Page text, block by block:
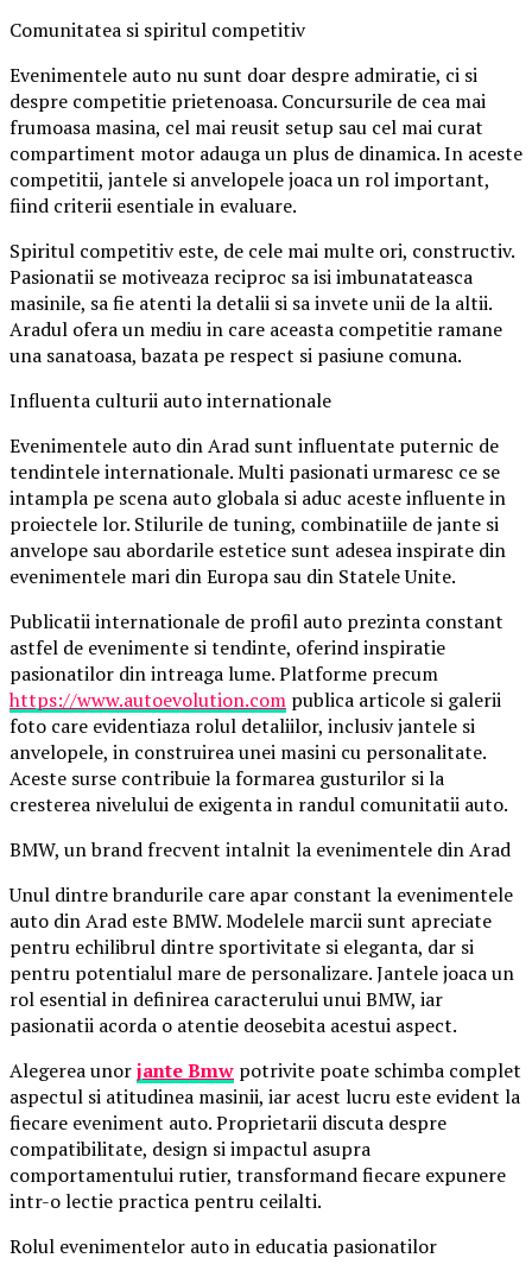
Comunitatea si spiritul competitiv
Evenimentele auto nu sunt doar despre admiratie, ci si
despre competitie prietenoasa. Concursurile de cea mai
frumoasa masina, cel mai reusit setup sau cel mai curat
compartiment motor adauga un plus de dinamica. In aceste
competitii, jantele si anvelopele joaca un rol important,
fiind criterii esentiale in evaluare.
Spiritul competitiv este, de cele mai multe ori, constructiv.
Pasionatii se motiveaza reciproc sa isi imbunatateasca
masinile, sa fie atenti la detalii si sa invete unii de la altii.
Aradul ofera un mediu in care aceasta competitie ramane
una sanatoasa, bazata pe respect si pasiune comuna.
Influenta culturii auto internationale
Evenimentele auto din Arad sunt influentate puternic de
tendintele internationale. Multi pasionati urmaresc ce se
intampla pe scena auto globala si aduc aceste influente in
proiectele lor. Stilurile de tuning, combinatiile de jante si
anvelope sau abordarile estetice sunt adesea inspirate din
evenimentele mari din Europa sau din Statele Unite.
Publicatii internationale de profil auto prezinta constant
astfel de evenimente si tendinte, oferind inspiratie
pasionatilor din intreaga lume. Platforme precum
https://www.autoevolution.com publica articole si galerii
foto care evidentiaza rolul detaliilor, inclusiv jantele si
anvelopele, in construirea unei masini cu personalitate.
Aceste surse contribuie la formarea gusturilor si la
cresterea nivelului de exigenta in randul comunitatii auto.
BMW, un brand frecvent intalnit la evenimentele din Arad
Unul dintre brandurile care apar constant la evenimentele
auto din Arad este BMW. Modelele marcii sunt apreciate
pentru echilibrul dintre sportivitate si eleganta, dar si
pentru potentialul mare de personalizare. Jantele joaca un
rol esential in definirea caracterului unui BMW, iar
pasionatii acorda o atentie deosebita acestui aspect.
Alegerea unorjante Bmw potrivite poate schimba complet
aspectul si atitudinea masinii, iar acest lucru este evident la
fiecare eveniment auto. Proprietarii discuta despre
compatibilitate, design si impactul asupra
comportamentului rutier, transformand fiecare expunere
intr-o lectie practica pentru ceilalti.
Rolul evenimentelor auto in educatia pasionatilor